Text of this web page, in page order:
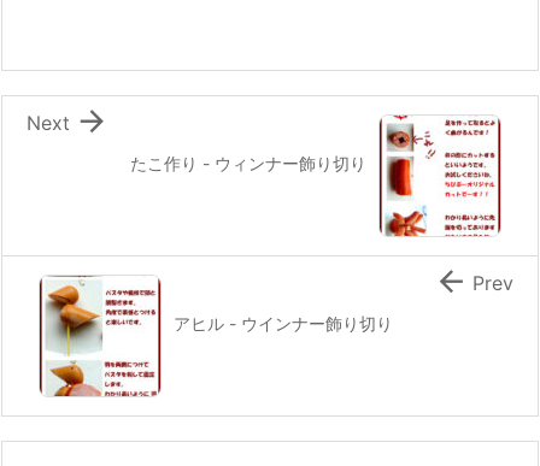
k
たこ作り - ウィンナー飾り切り

Next
アヒル - ウインナー飾り切り
 Prev